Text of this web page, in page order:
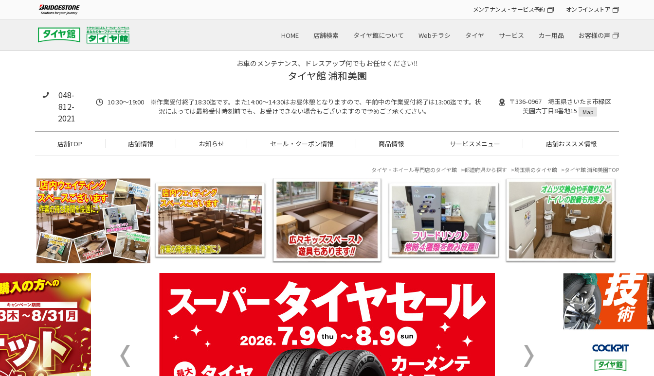
メンテナンス・サービス予約 オンラインストア
HOME 店舗検索 タイヤ館について Webチラシ タイヤ サービス カー用品 お客様の声
お車のメンテナンス、ドレスアップ何でもお任せください‼︎
タイヤ館 浦和美園
048-
812-
2021
10:30～19:00 ※作業受付終了18:30迄です。また14:00～14:30はお昼休憩となりますので、午前中の作業受付終了は13:00迄です。状
況によっては最終受付時刻前でも、お受けできない場合もございますので予めご了承ください。
〒336-0967 埼玉県さいたま市緑区
美園六丁目8番地15
Map
店舗TOP 店舗情報 お知らせ セール・クーポン情報 商品情報 サービスメニュー 店舗おススメ情報
タイヤ・ホイール専門店のタイヤ館 都道府県から探す 埼玉県のタイヤ館 タイヤ館 浦和美園TOP